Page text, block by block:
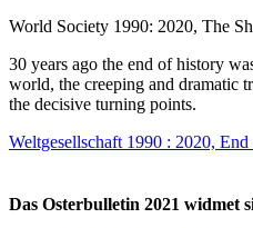
World Society 1990: 2020, The
30 years ago the end of history
world, the creeping and dramatic
the decisive turning points.
Weltgesellschaft 1990 : 2020,
Das Osterbulletin 2021 widmet